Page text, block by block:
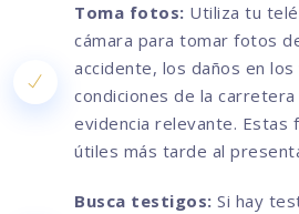
Toma fotos: Utiliza tu
cámara para tomar fotos
accidente, los daños en los
condiciones de la
evidencia relevante. Estas
útiles más tarde al
Busca testigos: Si hay